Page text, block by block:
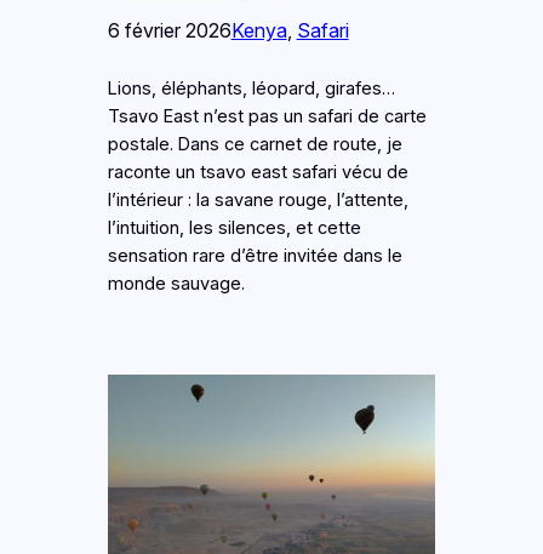
6 février 2026Kenya, Safari
Lions, éléphants, léopard, girafes…
Tsavo East n’est pas un safari de carte
postale. Dans ce carnet de route, je
raconte un tsavo east safari vécu de
l’intérieur : la savane rouge, l’attente,
l’intuition, les silences, et cette
sensation rare d’être invitée dans le
monde sauvage.